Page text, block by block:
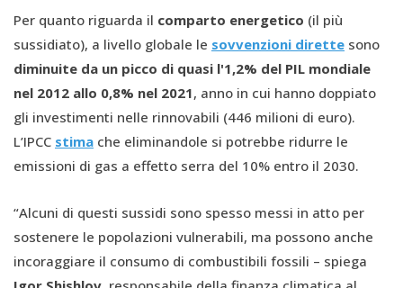
Per quanto riguarda il comparto energetico (il più
sussidiato), a livello globale le sovvenzioni dirette sono
diminuite da un picco di quasi l'1,2% del PIL mondiale
nel 2012 allo 0,8% nel 2021, anno in cui hanno doppiato
gli investimenti nelle rinnovabili (446 milioni di euro).
L’IPCC stima che eliminandole si potrebbe ridurre le
emissioni di gas a effetto serra del 10% entro il 2030.
“Alcuni di questi sussidi sono spesso messi in atto per
sostenere le popolazioni vulnerabili, ma possono anche
incoraggiare il consumo di combustibili fossili – spiega